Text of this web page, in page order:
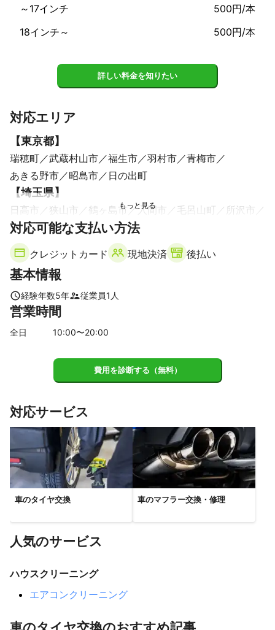
～17インチ
500円/本
18インチ～
500円/本
詳しい料金を知りたい
対応エリア
【東京都】
瑞穂町 武蔵村山市 福生市 羽村市
青梅市
あきる野市
昭島市 日の出町
【埼玉県】
日高市 狭山市 鶴ヶ島市 入間市 毛呂山町
所沢市
飯能市
対応可能な支払い方法
クレジットカード 現地決済 後払い
基本情報
経験年数5年 従業員1 人
営業時間
全日 10:00〜20:00
費用を診断する（無料）
対応サービス
車のタイヤ交換 車のマフラー交換・修理
人気のサービス
ハウスクリーニング
エアコンクリーニング